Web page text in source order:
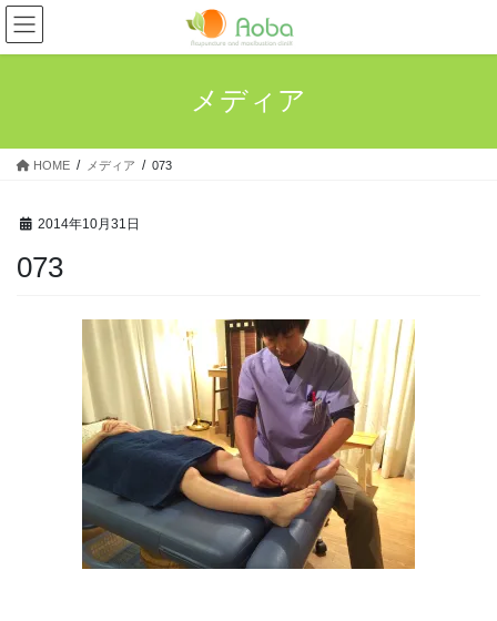
コ
ン
テ
ス
ナ
ビ
ゲ
ン
メディア
HOME メディア 073
2014年10月31日
073